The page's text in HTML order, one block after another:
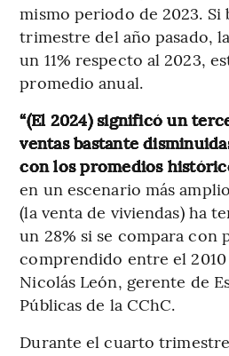
mismo periodo de 2023.
trimestre del año pasado,
un 11% respecto al 2023,
promedio anual.
“(El 2024) significó un
ventas bastante
con los promedios
en un escenario más
(la venta de viviendas) ha
un 28% si se compara con
comprendido entre el
Nicolás León, gerente de
Públicas de la CChC.
Durante el cuarto